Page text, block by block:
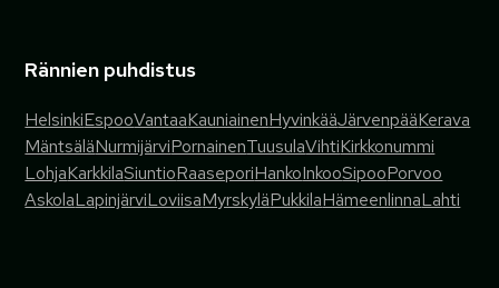
Rännien puhdistus
HelsinkiEspooVantaaKauniainenHyvinkääJärvenpääKerava
MäntsäläNurmijärviPornainenTuusulaVihtiKirkkonummi
LohjaKarkkilaSiuntioRaaseporiHankoInkooSipooPorvoo
AskolaLapinjärviLoviisaMyrskyläPukkilaHämeenlinnaLahti